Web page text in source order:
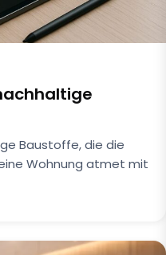
Baustoffe, die die
Wohnung atmet mit